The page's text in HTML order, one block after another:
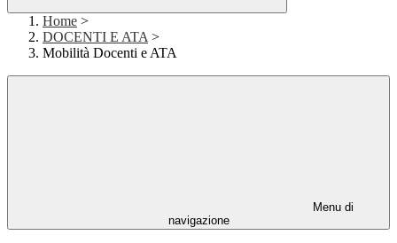
Home >
DOCENTI E ATA >
Mobilità Docenti e ATA
Menu di
navigazione